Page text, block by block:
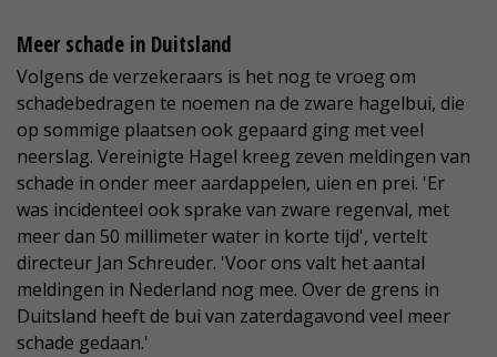
Meer schade in Duitsland
Volgens de verzekeraars is het nog te vroeg om
schadebedragen te noemen na de zware hagelbui, die
op sommige plaatsen ook gepaard ging met veel
neerslag. Vereinigte Hagel kreeg zeven meldingen van
schade in onder meer aardappelen, uien en prei. 'Er
was incidenteel ook sprake van zware regenval, met
meer dan 50 millimeter water in korte tijd', vertelt
directeur Jan Schreuder. 'Voor ons valt het aantal
meldingen in Nederland nog mee. Over de grens in
Duitsland heeft de bui van zaterdagavond veel meer
schade gedaan.'